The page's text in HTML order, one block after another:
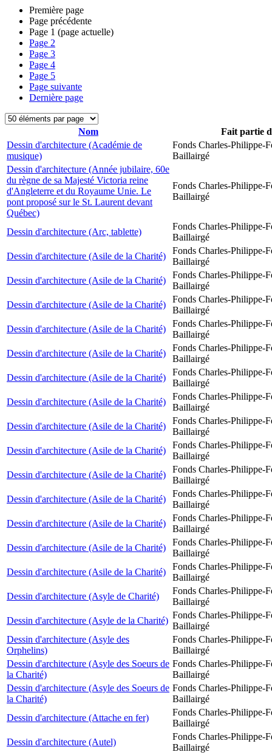
Première page
Page précédente
Page 1 (page actuelle)
Page 2
Page 3
Page 4
Page 5
Page suivante
Dernière page
Nom
Fait partie
Dessin d'architecture (Académie de
musique)
Fonds Charles-Philippe-
Baillairgé
Dessin d'architecture (Année jubilaire, 60e
du règne de sa Majesté Victoria reine
d'Angleterre et du Royaume Unie. Le
pont proposé sur le St. Laurent devant
Québec)
Fonds Charles-Philippe-
Baillairgé
Dessin d'architecture (Arc, tablette)
Fonds Charles-Philippe-
Baillairgé
Dessin d'architecture (Asile de la Charité)
Fonds Charles-Philippe-
Baillairgé
Dessin d'architecture (Asile de la Charité)
Fonds Charles-Philippe-
Baillairgé
Dessin d'architecture (Asile de la Charité)
Fonds Charles-Philippe-
Baillairgé
Dessin d'architecture (Asile de la Charité)
Fonds Charles-Philippe-
Baillairgé
Dessin d'architecture (Asile de la Charité)
Fonds Charles-Philippe-
Baillairgé
Dessin d'architecture (Asile de la Charité)
Fonds Charles-Philippe-
Baillairgé
Dessin d'architecture (Asile de la Charité)
Fonds Charles-Philippe-
Baillairgé
Dessin d'architecture (Asile de la Charité)
Fonds Charles-Philippe-
Baillairgé
Dessin d'architecture (Asile de la Charité)
Fonds Charles-Philippe-
Baillairgé
Dessin d'architecture (Asile de la Charité)
Fonds Charles-Philippe-
Baillairgé
Dessin d'architecture (Asile de la Charité)
Fonds Charles-Philippe-
Baillairgé
Dessin d'architecture (Asile de la Charité)
Fonds Charles-Philippe-
Baillairgé
Dessin d'architecture (Asile de la Charité)
Fonds Charles-Philippe-
Baillairgé
Dessin d'architecture (Asile de la Charité)
Fonds Charles-Philippe-
Baillairgé
Dessin d'architecture (Asyle de Charité)
Fonds Charles-Philippe-
Baillairgé
Dessin d'architecture (Asyle de la Charité)
Fonds Charles-Philippe-
Baillairgé
Dessin d'architecture (Asyle des
Orphelins)
Fonds Charles-Philippe-
Baillairgé
Dessin d'architecture (Asyle des Soeurs de
la Charité)
Fonds Charles-Philippe-
Baillairgé
Dessin d'architecture (Asyle des Soeurs de
la Charité)
Fonds Charles-Philippe-
Baillairgé
Dessin d'architecture (Attache en fer)
Fonds Charles-Philippe-
Baillairgé
Dessin d'architecture (Autel)
Fonds Charles-Philippe-
Baillairgé